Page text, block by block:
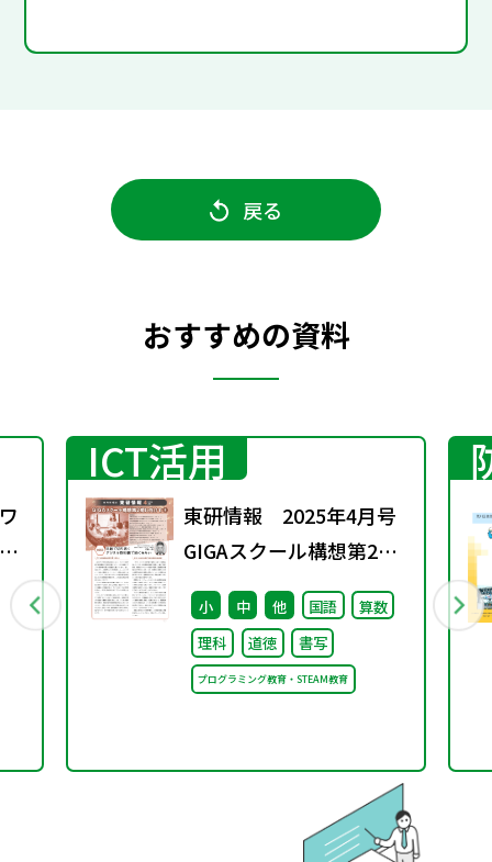
戻る
おすすめの資料
ICT活用
東研情報 2025年4月号
GIGAスクール構想第2期
に向けて ③
小 中 他 国語
算数
理科
道徳 書写
プログラミング教育・STEAM教育